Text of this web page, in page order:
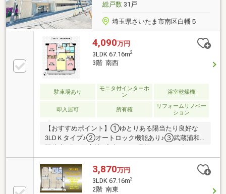
総戸数31戸
埼玉県さいたま市南区白幡５
4,090万円
3LDK 67.16m2
3階 南西
駐車場あり
モニタ付インターホ
ン
浴室乾燥機
即入居可 所有権
リフォームリノベー
ション
【おすすめポイント】①ゆとりある陽当たり良好な
3LDＫタイプ♪②オートロック機能あり♪③武蔵浦和
ル 【0120-550-533】までお気軽にお問合せ下さい！
スマートホンの場合、青色のボタン「電話で問い合わ
せ（通話料無料）」をタップして頂きますと便利で
す。または、【オレンジ色資料請求（無料）ボタン】
3,870万円
3LDK 67.16m2
2階 南東